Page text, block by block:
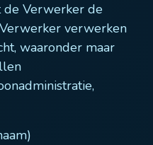
Verwerker de
verwerken
waaronder maar